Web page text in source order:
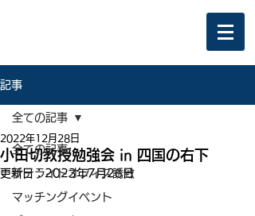
記事
全ての記事
サテライトオフィス誘致
マッチングイベント
全ての記事
小田切教授勉強会 in 四国の右下
2022年12月28日
更新日：2023年7月26日